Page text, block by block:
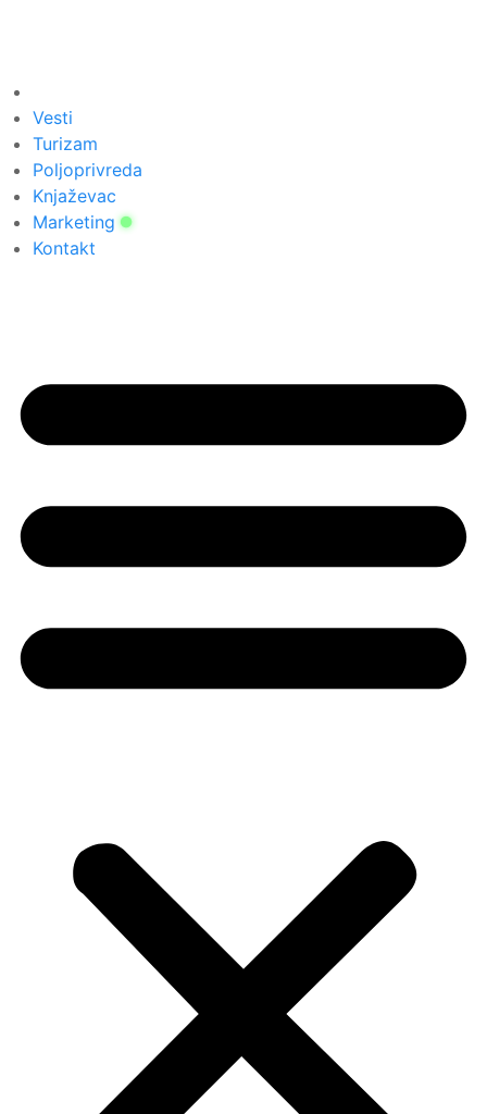
Vesti
Turizam
Poljoprivreda
Knjaževac
Marketing
Kontakt